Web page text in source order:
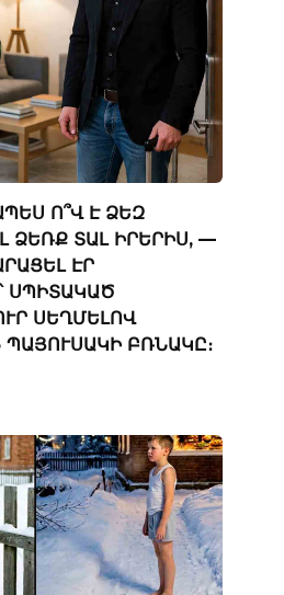
Ո՞Վ Է ՁԵԶ
ՁԵՌՔ ՏԱԼ ԻՐԵՐԻՍ, —
ԷՐ
ՍՊԻՏԱԿԱԾ
ՍԵՂՄԵԼՈՎ
ԲՌՆԱԿԸ։